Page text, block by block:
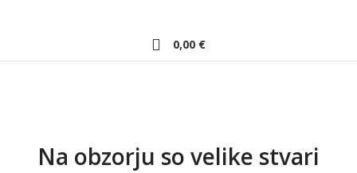
0,00 €
Na obzorju so velike stvari